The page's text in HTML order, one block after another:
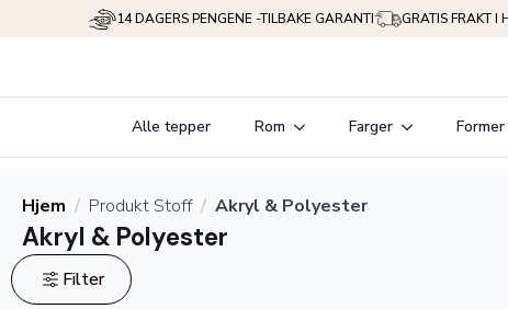
14 DAGERS PENGENE -TILBAKE GARANTI GRATIS FRAKT I
Alle tepper Rom Farger Former
Hjem Produkt Stoff Akryl & Polyester
Akryl & Polyester
Filter